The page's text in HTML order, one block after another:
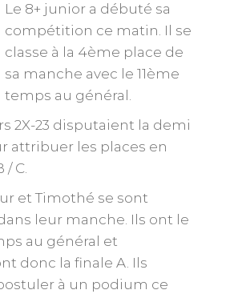
Le 8+ junior a débuté sa
compétition ce matin. Il se
classe à la 4ème place de
sa manche avec le 11ème
temps au général.
2X-23 disputaient la demi
attribuer les places en
/ C.
et Timothé se sont
leur manche. Ils ont le
au général et
donc la finale A. Ils
à un podium ce